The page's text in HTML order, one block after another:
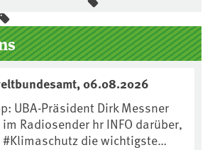
06.08.2026
UBA-Präsident Dirk Messner
Radiosender hr INFO darüber,